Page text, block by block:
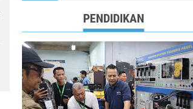
PENDIDIKAN